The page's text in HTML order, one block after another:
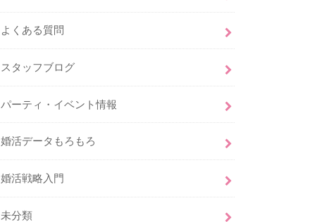
よくある質問
スタッフブログ
パーティ・イベント情報
婚活データもろもろ
婚活戦略入門
未分類